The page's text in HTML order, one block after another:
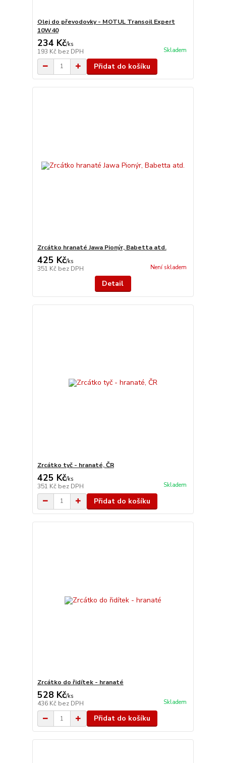
Olej do převodovky - MOTUL Transoil Expert
10W40
234 Kč/ks
193 Kč bez DPH Skladem
Přidat do košíku
Zrcátko hranaté Jawa Pionýr, Babetta atd.
425 Kč/ks
351 Kč bez DPH Není skladem
Detail
Zrcátko tyč - hranaté, ČR
425 Kč/ks
351 Kč bez DPH Skladem
Přidat do košíku
Zrcátko do řidítek - hranaté
528 Kč/ks
436 Kč bez DPH Skladem
Přidat do košíku